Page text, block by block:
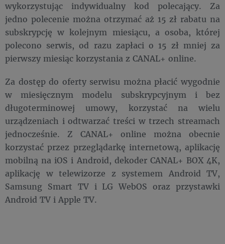
wykorzystując indywidualny kod polecający. Za
jedno polecenie można otrzymać aż 15 zł rabatu na
subskrypcję w kolejnym miesiącu, a osoba, której
polecono serwis, od razu zapłaci o 15 zł mniej za
pierwszy miesiąc korzystania z CANAL+ online.
Za dostęp do oferty serwisu można płacić wygodnie
w miesięcznym modelu subskrypcyjnym i bez
długoterminowej umowy, korzystać na wielu
urządzeniach i odtwarzać treści w trzech streamach
jednocześnie. Z CANAL+ online można obecnie
korzystać przez przeglądarkę internetową, aplikację
mobilną na iOS i Android, dekoder CANAL+ BOX 4K,
aplikację w telewizorze z systemem Android TV,
Samsung Smart TV i LG WebOS oraz przystawki
Android TV i Apple TV.